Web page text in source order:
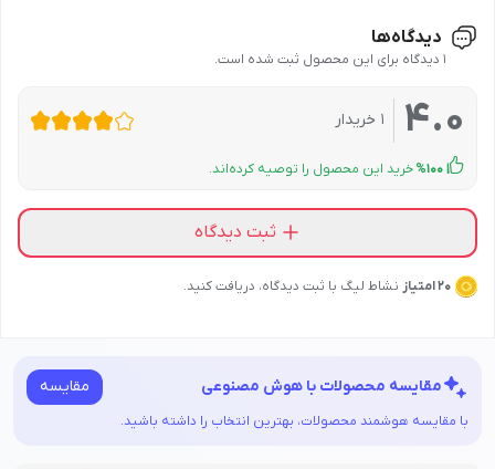
اسید سالیسیلیک, حاوی عصاره‌های گیاهی
شرکت صاحب امتیاز:
پارابن و سولفات استفاده کنید. ترکیباتی مانند آلوئه ورا، چای سبز و
عصاره های گیاهی می توانند به تسکین و تغذیه پوست کمک کنند.
از تغییرات شدید دما و رطوبت پرهیز شود.
دور از دسترس کودکان نگهداری شود.
دیدگاه‌ها
1 دیدگاه برای این محصول ثبت شده است.
4.0
1 خریدار
%100 خرید این محصول را توصیه کرده‌اند.
ثبت دیدگاه
20 امتیاز نشاط لیگ با ثبت دیدگاه، دریافت کنید.
مقایسه محصولات با هوش مصنوعی مقایسه
با مقایسه هوشمند محصولات، بهترین انتخاب را داشته باشید.